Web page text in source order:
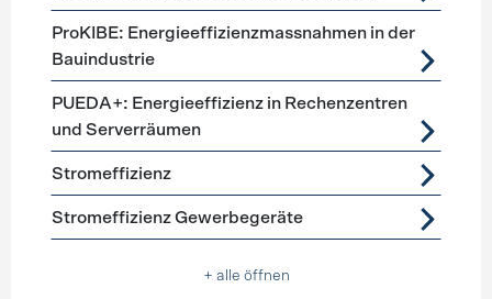
ProKIBE: Energieeffizienzmassnahmen in der
Bauindustrie
PUEDA+: Energieeffizienz in Rechenzentren
und Serverräumen
Stromeffizienz
Stromeffizienz Gewerbegeräte
+ alle öffnen